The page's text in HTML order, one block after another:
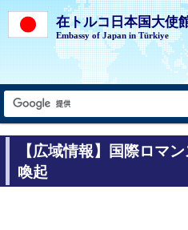
在トルコ日本国大使
Embassy of Japan in Türkiye
【広域情報】国際ロマ
喚起